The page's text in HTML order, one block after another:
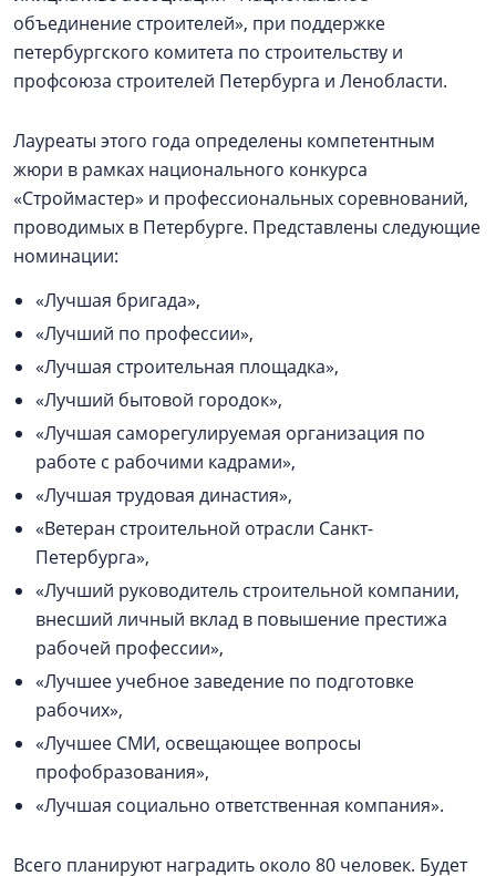
объединение строителей», при поддержке
петербургского комитета по строительству и
профсоюза строителей Петербурга и Ленобласти.
Лауреаты этого года определены компетентным
жюри в рамках национального конкурса
«Строймастер» и профессиональных соревнований,
проводимых в Петербурге. Представлены следующие
номинации:
«Лучшая бригада»,
«Лучший по профессии»,
«Лучшая строительная площадка»,
«Лучший бытовой городок»,
«Лучшая саморегулируемая организация по
работе с рабочими кадрами»,
«Лучшая трудовая династия»,
«Ветеран строительной отрасли Санкт-
Петербурга»,
«Лучший руководитель строительной компании,
внесший личный вклад в повышение престижа
рабочей профессии»,
«Лучшее учебное заведение по подготовке
рабочих»,
«Лучшее СМИ, освещающее вопросы
профобразования»,
«Лучшая социально ответственная компания».
Всего планируют наградить около 80 человек. Будет